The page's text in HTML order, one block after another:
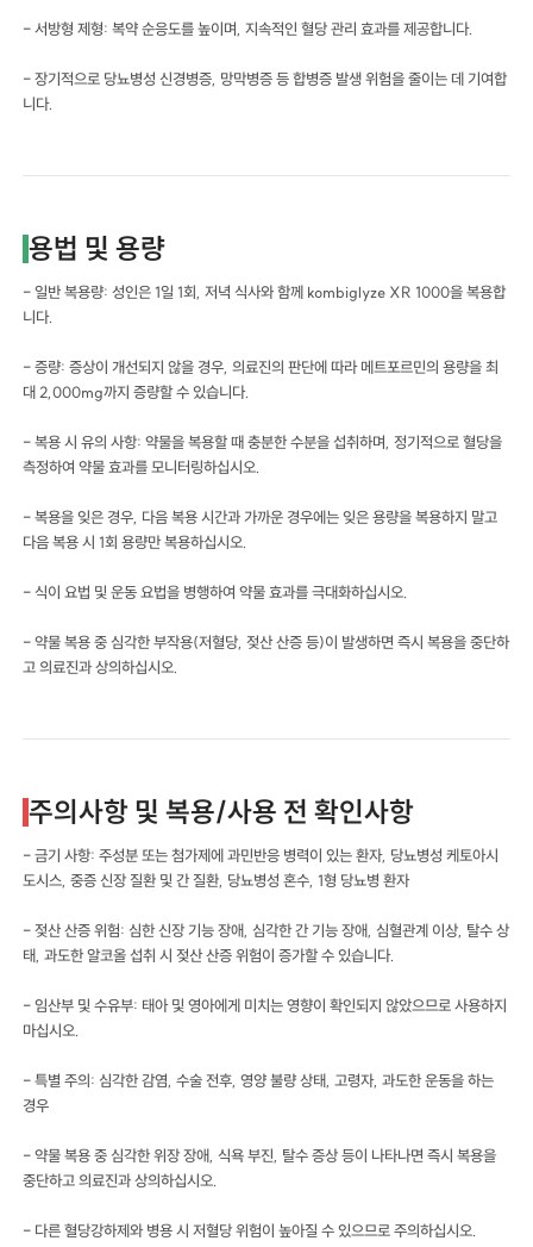
- 서방형 제형: 복약 순응도를 높이며, 지속적인 혈당 관리 효과를 제공합니다.
- 장기적으로 당뇨병성 신경병증, 망막병증 등 합병증 발생 위험을 줄이는 데 기여합
니다.
용법 및 용량
- 일반 복용량: 성인은 1일 1회, 저녁 식사와 함께 kombiglyze XR 1000을 복용합
니다.
- 증량: 증상이 개선되지 않을 경우, 의료진의 판단에 따라 메트포르민의 용량을 최
대 2,000mg까지 증량할 수 있습니다.
- 복용 시 유의 사항: 약물을 복용할 때 충분한 수분을 섭취하며, 정기적으로 혈당을
측정하여 약물 효과를 모니터링하십시오.
- 복용을 잊은 경우, 다음 복용 시간과 가까운 경우에는 잊은 용량을 복용하지 말고
다음 복용 시 1회 용량만 복용하십시오.
- 식이 요법 및 운동 요법을 병행하여 약물 효과를 극대화하십시오.
- 약물 복용 중 심각한 부작용(저혈당, 젖산 산증 등)이 발생하면 즉시 복용을 중단하
고 의료진과 상의하십시오.
주의사항 및 복용/사용 전 확인사항
- 금기 사항: 주성분 또는 첨가제에 과민반응 병력이 있는 환자, 당뇨병성 케토아시
도시스, 중증 신장 질환 및 간 질환, 당뇨병성 혼수, 1형 당뇨병 환자
- 젖산 산증 위험: 심한 신장 기능 장애, 심각한 간 기능 장애, 심혈관계 이상, 탈수 상
태, 과도한 알코올 섭취 시 젖산 산증 위험이 증가할 수 있습니다.
- 임산부 및 수유부: 태아 및 영아에게 미치는 영향이 확인되지 않았으므로 사용하지
마십시오.
- 특별 주의: 심각한 감염, 수술 전후, 영양 불량 상태, 고령자, 과도한 운동을 하는
경우
- 약물 복용 중 심각한 위장 장애, 식욕 부진, 탈수 증상 등이 나타나면 즉시 복용을
중단하고 의료진과 상의하십시오.
- 다른 혈당강하제와 병용 시 저혈당 위험이 높아질 수 있으므로 주의하십시오.